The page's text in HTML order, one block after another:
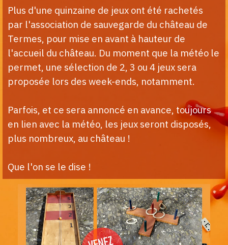
Plus d'une quinzaine de jeux ont été rachetés
par l'association de sauvegarde du château de
Termes, pour mise en avant à hauteur de
l'accueil du château. Du moment que la météo le
permet, une sélection de 2, 3 ou 4 jeux sera
proposée lors des week-ends, notamment.
Parfois, et ce sera annoncé en avance, toujours
en lien avec la météo, les jeux seront disposés,
plus nombreux, au château !
Que l'on se le dise !